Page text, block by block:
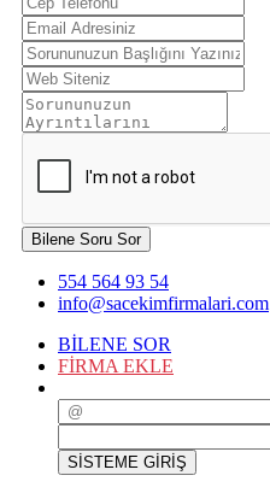
Bilene Soru Sor
554 564 93 54
info@sacekimfirmalari.com
BİLENE SOR
FİRMA EKLE
SİSTEME GİRİŞ